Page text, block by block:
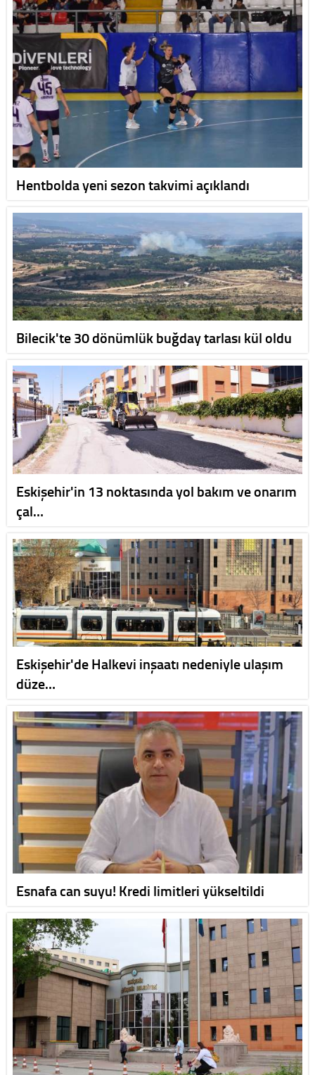
Hentbolda yeni sezon takvimi açıklandı
Bilecik'te 30 dönümlük buğday tarlası kül oldu
Eskişehir'in 13 noktasında yol bakım ve onarım
çal…
Eskişehir'de Halkevi inşaatı nedeniyle ulaşım
düze…
Esnafa can suyu! Kredi limitleri yükseltildi